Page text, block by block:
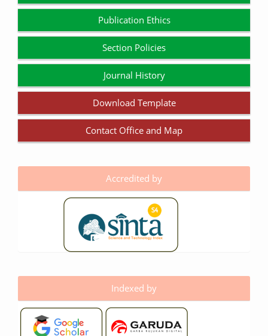
Publication Ethics
Section Policies
Journal History
Download Template
Contact Office and Map
Accredited by
Indexed by